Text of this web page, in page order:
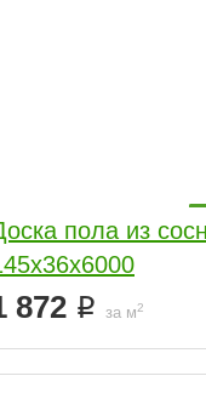
пола из
872 за м2